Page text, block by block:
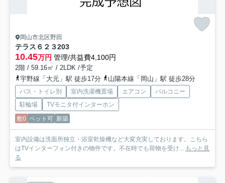
岡山市北区野田
テラス６２３203
10.45万円 管理/共益費4,100円
2階 / 59.16㎡ / 2LDK /予定
宇野線「大元」駅 徒歩17分
山陽本線「岡山」駅 徒歩28分
バス・トイレ別 室内洗濯機置場 エアコン
バルコニー
駐輪場
TVモニタ付インターホン
敷0 ペット可 新築
室内設備は洗面所独立・浴室乾燥機など大変充実しております。こちら
はTVインターフォン付きの物件です。不在時でも荷物を受け...
もっと見
る